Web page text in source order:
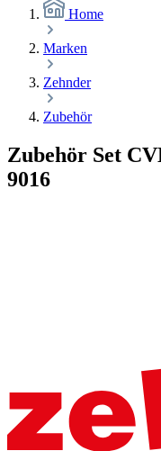
Home
Marken
Zehnder
Zubehör
Zubehör Set
9016